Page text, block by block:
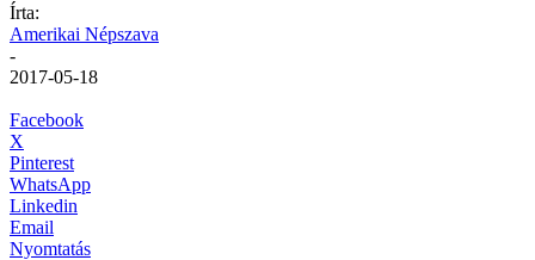
Írta:
Amerikai Népszava
-
2017-05-18
Facebook
X
Pinterest
WhatsApp
Linkedin
Email
Nyomtatás